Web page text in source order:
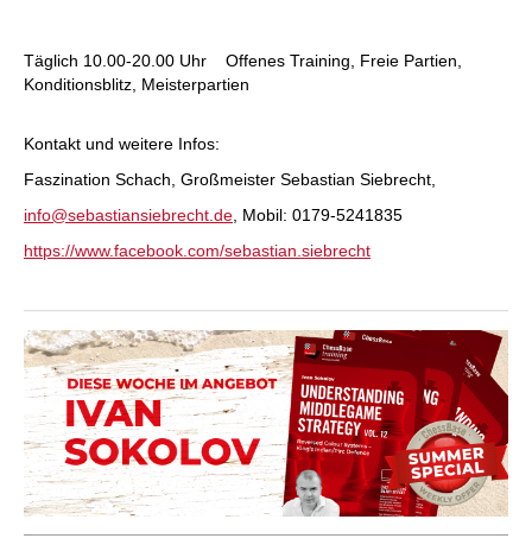
Täglich 10.00-20.00 Uhr Offenes Training, Freie Partien,
Konditionsblitz, Meisterpartien
Kontakt und weitere Infos:
Faszination Schach, Großmeister Sebastian Siebrecht,
info@sebastiansiebrecht.de , Mobil: 0179-5241835
https://www.facebook.com/sebastian.siebrecht